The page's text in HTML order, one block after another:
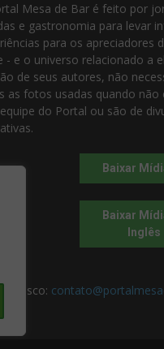
Mesa de Bar é feito por
e gastronomia para levar
para os apreciadores
- e o universo relacionado a
de seus autores, não
as fotos usadas quando não
do Portal ou são de
Baixar
Baixar
Inglês